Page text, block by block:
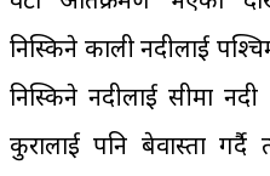
निस्किने काली नदीलाई
निस्किने नदीलाई सीमा
कुरालाई पनि बेवास्ता